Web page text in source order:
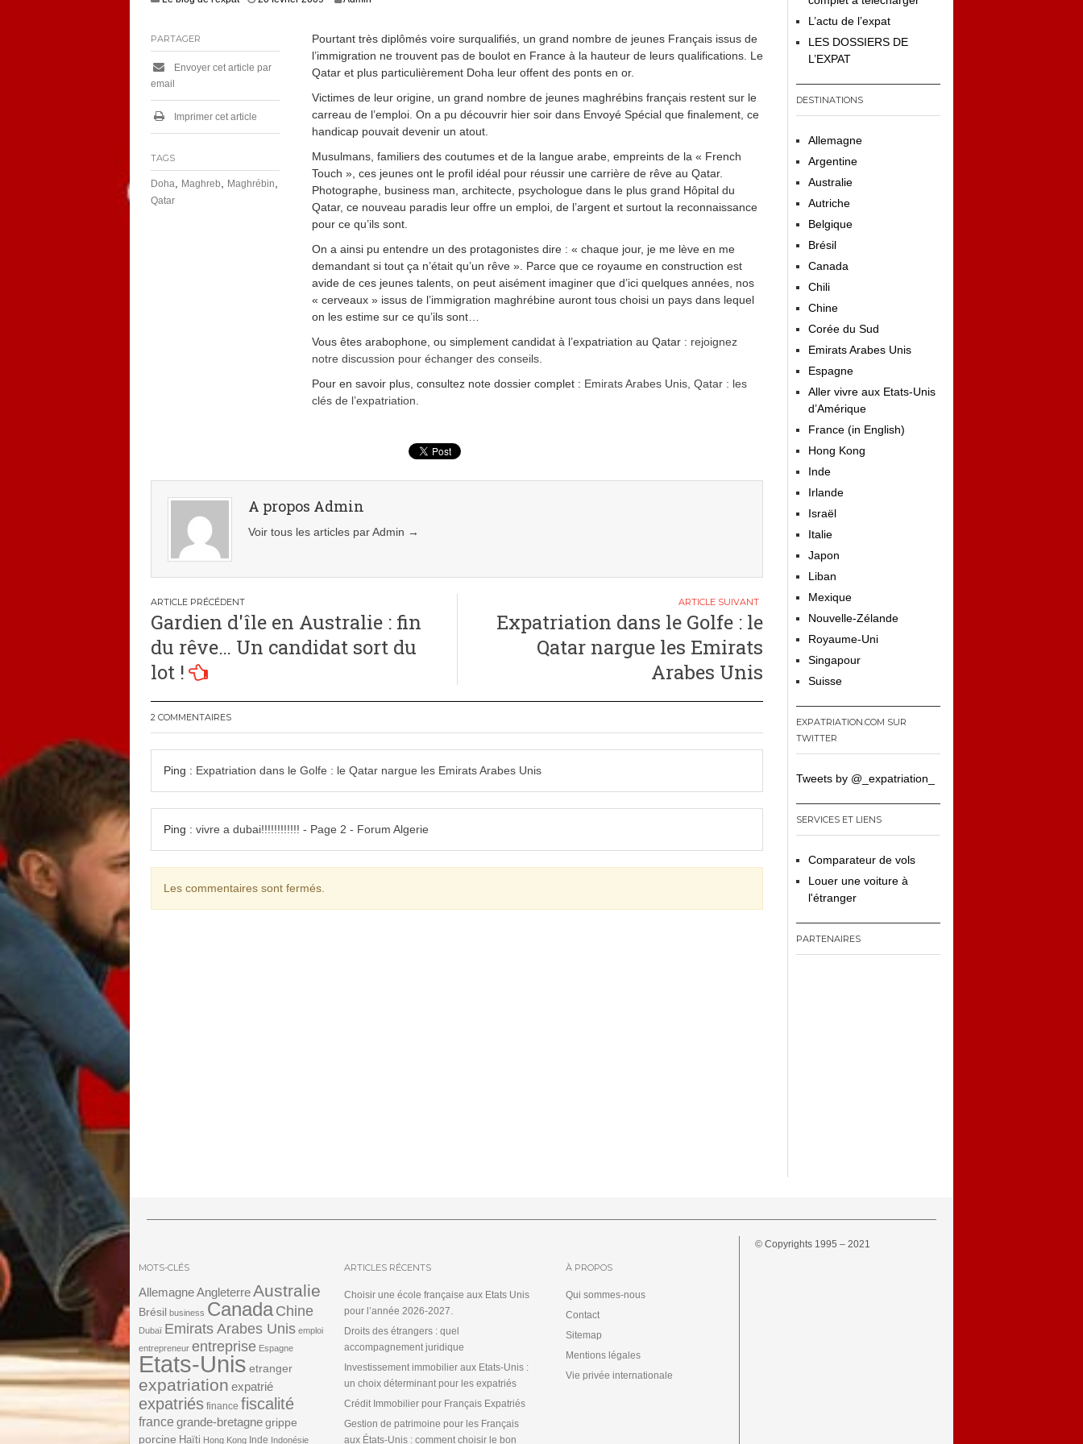
Pourtant très diplômés voire surqualifiés, un grand nombre de jeunes Français issus de
l’immigration ne trouvent pas de boulot en France à la hauteur de leurs qualifications. Le
Qatar et plus particulièrement Doha leur offent des ponts en or.
Victimes de leur origine, un grand nombre de jeunes maghrébins français restent sur le
carreau de l’emploi. On a pu découvrir hier soir dans Envoyé Spécial que finalement, ce
handicap pouvait devenir un atout.
Musulmans, familiers des coutumes et de la langue arabe, empreints de la « French
Touch », ces jeunes ont le profil idéal pour réussir une carrière de rêve au Qatar.
Photographe, business man, architecte, psychologue dans le plus grand Hôpital du
Qatar, ce nouveau paradis leur offre un emploi, de l’argent et surtout la reconnaissance
pour ce qu’ils sont.
On a ainsi pu entendre un des protagonistes dire : « chaque jour, je me lève en me
demandant si tout ça n’était qu’un rêve ». Parce que ce royaume en construction est
avide de ces jeunes talents, on peut aisément imaginer que d’ici quelques années, nos
« cerveaux » issus de l’immigration maghrébine auront tous choisi un pays dans lequel
on les estime sur ce qu’ils sont…
Vous êtes arabophone, ou simplement candidat à l’expatriation au Qatar : rejoignez
notre discussion pour échanger des conseils
Pour en savoir plus, consultez note dossier complet : Emirats Arabes Unis, Qatar : les
clés de l’expatriation.
PARTAGER
Envoyer cet article par
email
Imprimer cet article
TAGS
Doha Maghreb Maghrébin
Qatar
A propos Admin
Voir tous les articles par Admin →
Navigation
de
l’article
Gardien d'île en Australie : fin
du rêve… Un candidat sort du
lot !
Expatriation dans le Golfe : le
Qatar nargue les Emirats
Arabes Unis
2 COMMENTAIRES
Ping : Expatriation dans le Golfe : le Qatar nargue les Emirats Arabes Unis
Ping : vivre a dubai!!!!!!!!!!!! - Page 2 - Forum Algerie
Les commentaires sont fermés.
L’actu de l’expat
LES DOSSIERS DE
L’EXPAT
DESTINATIONS
Allemagne
Argentine
Australie
Autriche
Belgique
Brésil
Canada
Chili
Chine
Corée du Sud
Emirats Arabes Unis
Espagne
Aller vivre aux Etats-Unis
d’Amérique
France (in English)
Hong Kong
Inde
Irlande
Israël
Italie
Japon
Liban
Mexique
Nouvelle-Zélande
Royaume-Uni
Singapour
Suisse
EXPATRIATION.COM SUR
TWITTER
Tweets by @_expatriation_
SERVICES ET LIENS
Comparateur de vols
Louer une voiture à
l'étranger
PARTENAIRES
MOTS-CLÉS
AllemagneAngleterreAustralie
Brésil business CanadaChine
Dubaï Emirats Arabes Unis emploi
entrepreneur entreprise Espagne
Etats-Unis etranger
expatriation expatrié
expatriés finance fiscalité
france grande-bretagnegrippe
porcine Haïti Hong Kong Inde Indonésie
ARTICLES RÉCENTS
Choisir une école française aux Etats Unis
pour l’année 2026-2027.
Droits des étrangers : quel
accompagnement juridique
Investissement immobilier aux Etats-Unis :
un choix déterminant pour les expatriés
Crédit Immobilier pour Français Expatriés
Gestion de patrimoine pour les Français
aux États-Unis : comment choisir le bon
À PROPOS
Qui sommes-nous
Contact
Sitemap
Mentions légales
Vie privée internationale
© Copyrights 1995 – 2021